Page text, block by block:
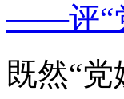
——评“
既然“